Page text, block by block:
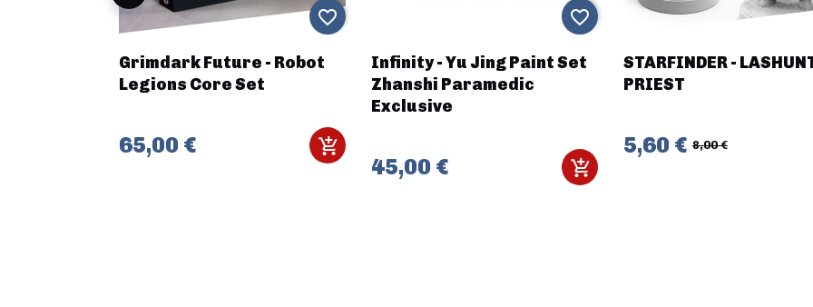
Grimdark Future - Robot
Legions Core Set
65,00 €
favorite_border
Infinity - Yu Jing Paint Set
Zhanshi Paramedic
Exclusive
45,00 €
favorite_border
STARFINDER -
PRIEST
5,60 € 8,00 €